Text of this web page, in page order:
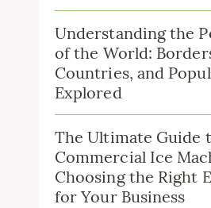
Understanding the
of the World:
Countries, and
Explored
The Ultimate Guide
Commercial Ice
Choosing the Right
for Your Business